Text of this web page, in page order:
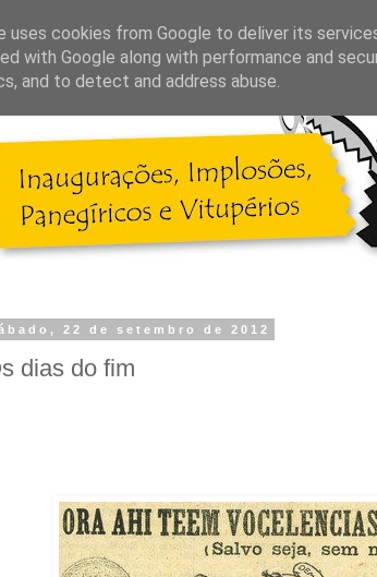
22 de setembro de 2012
dias do fim
uses cookies from Google to deliver its
with Google along with performance and
and to detect and address abuse.